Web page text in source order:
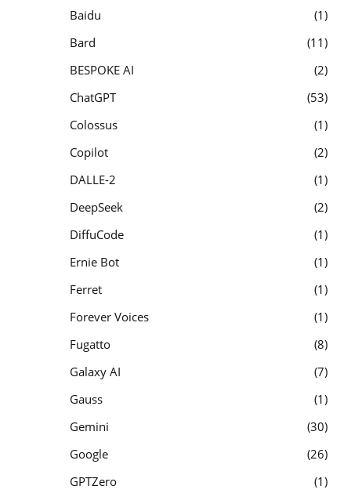
Baidu
1
Bard
11
BESPOKE AI
2
ChatGPT
53
Colossus
1
Copilot
2
DALLE-2
1
DeepSeek
2
DiffuCode
1
Ernie Bot
1
Ferret
1
Forever Voices
1
Fugatto
8
Galaxy AI
7
Gauss
1
Gemini
30
Google
26
GPTZero
1